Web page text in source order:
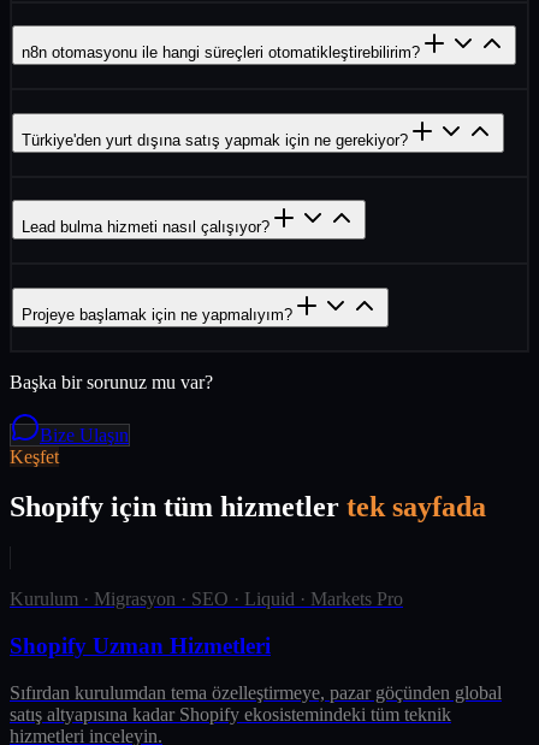
n8n otomasyonu ile hangi süreçleri otomatikleştirebilirim?
Türkiye'den yurt dışına satış yapmak için ne gerekiyor?
Lead bulma hizmeti nasıl çalışıyor?
Projeye başlamak için ne yapmalıyım?
Başka bir sorunuz mu var?
Bize Ulaşın
Keşfet
Shopify için tüm hizmetler tek sayfada
Kurulum · Migrasyon · SEO · Liquid · Markets Pro
Shopify Uzman Hizmetleri
Sıfırdan kurulumdan tema özelleştirmeye, pazar göçünden global
satış altyapısına kadar Shopify ekosistemindeki tüm teknik
hizmetleri inceleyin.